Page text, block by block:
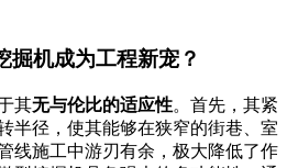
掘机成为工程新宠？
其无与伦比的适应性。首先，其紧
半径，使其能够在狭窄的街巷、室
线施工中游刃有余，极大降低了作